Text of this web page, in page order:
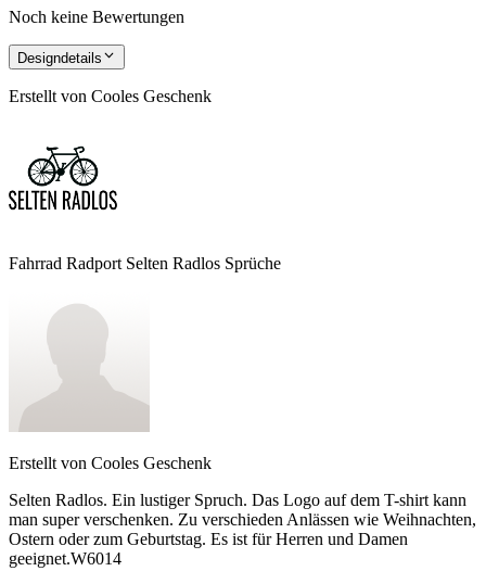
Noch keine Bewertungen
Designdetails
Erstellt von Cooles Geschenk
Fahrrad Radport Selten Radlos Sprüche
Erstellt von Cooles Geschenk
Selten Radlos. Ein lustiger Spruch. Das Logo auf dem T-shirt kann
man super verschenken. Zu verschieden Anlässen wie Weihnachten,
Ostern oder zum Geburtstag. Es ist für Herren und Damen
geeignet.W6014